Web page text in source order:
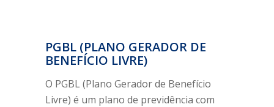
PGBL (PLANO GERADOR DE
BENEFÍCIO LIVRE)
O PGBL (Plano Gerador de Benefício
Livre) é um plano de previdência com